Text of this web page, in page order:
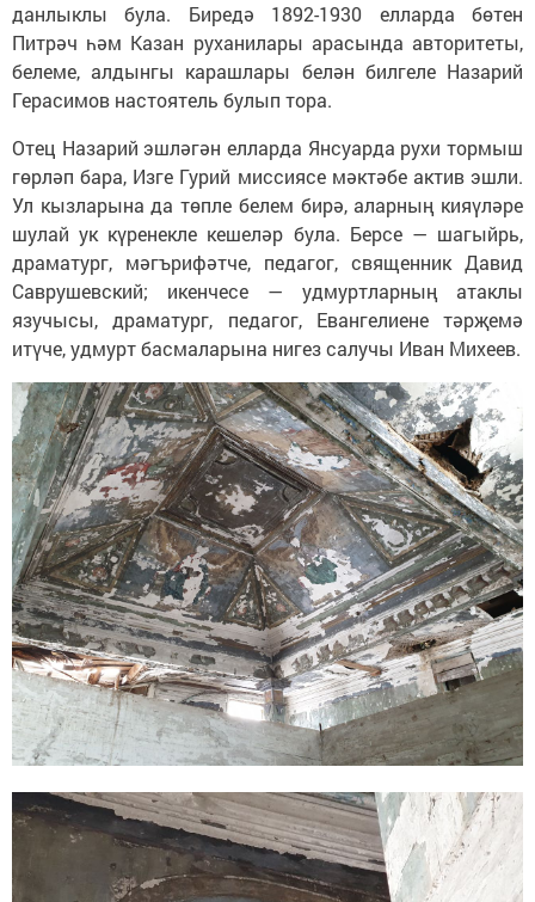
данлыклы була. Биредә 1892-1930 елларда бөтен
Питрәч һәм Казан руханилары арасында авторитеты,
белеме, алдынгы карашлары белән билгеле Назарий
Герасимов настоятель булып тора.
Отец Назарий эшләгән елларда Янсуарда рухи тормыш
гөрләп бара, Изге Гурий миссиясе мәктәбе актив эшли.
Ул кызларына да төпле белем бирә, аларның кияүләре
шулай ук күренекле кешеләр була. Берсе — шагыйрь,
драматург, мәгърифәтче, педагог, священник Давид
Саврушевский; икенчесе — удмуртларның атаклы
язучысы, драматург, педагог, Евангелиене тәрҗемә
итүче, удмурт басмаларына нигез салучы Иван Михеев.